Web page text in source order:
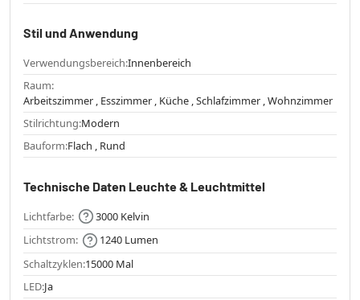
Stil und Anwendung
Verwendungsbereich:Innenbereich
Raum:
Arbeitszimmer , Esszimmer , Küche , Schlafzimmer , Wohnzimmer
Stilrichtung:Modern
Bauform:Flach , Rund
Technische Daten Leuchte & Leuchtmittel
Lichtfarbe:
3000 Kelvin
Lichtstrom:
1240 Lumen
Schaltzyklen:15000 Mal
LED:Ja